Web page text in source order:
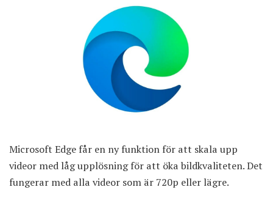
Microsoft Edge får en ny funktion för att skala upp
videor med låg upplösning för att öka bildkvaliteten. Det
fungerar med alla videor som är 720p eller lägre.